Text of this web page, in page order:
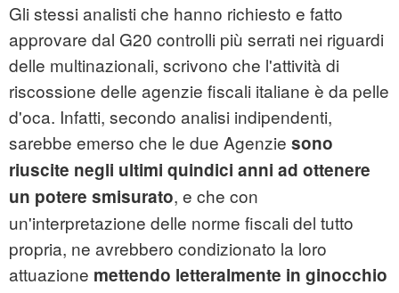
Gli stessi analisti che hanno richiesto e fatto
approvare dal G20 controlli più serrati nei riguardi
delle multinazionali, scrivono che l'attività di
riscossione delle agenzie fiscali italiane è da pelle
d'oca. Infatti, secondo analisi indipendenti,
sarebbe emerso che le due Agenzie sono
riuscite negli ultimi quindici anni ad ottenere
un potere smisurato, e che con
un'interpretazione delle norme fiscali del tutto
propria, ne avrebbero condizionato la loro
attuazione mettendo letteralmente in ginocchio